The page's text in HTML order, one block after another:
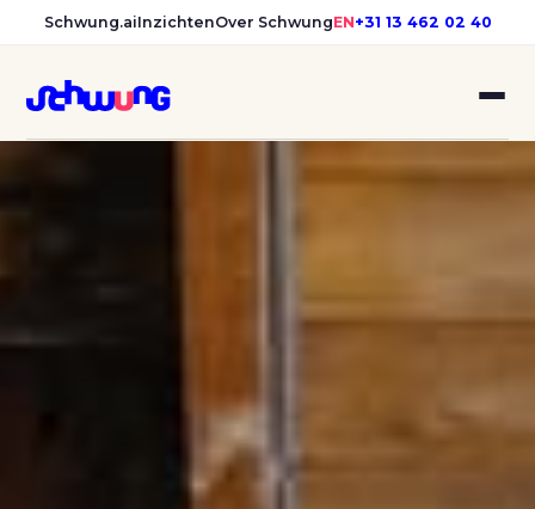
Schwung.aiInzichtenOver SchwungEN+31 13 462 02 40
Schwung, reclamebureau